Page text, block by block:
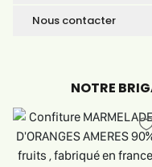
Nous contacter
NOTRE